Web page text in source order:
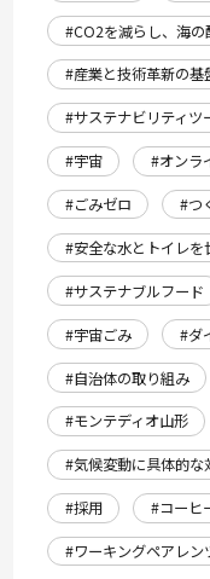
#CO2を減らし、海の
#産業と技術革新の基
#サステナビリティツ
#宇宙
#オンラ
#ごみゼロ
#つ
#安全な水とトイレを
#サステナブルフード
#宇宙ごみ
#ダ
#自治体の取り組み
#モンテディオ山形
#気候変動に具体的な
#採用
#コーヒ
#ワーキングペアレン